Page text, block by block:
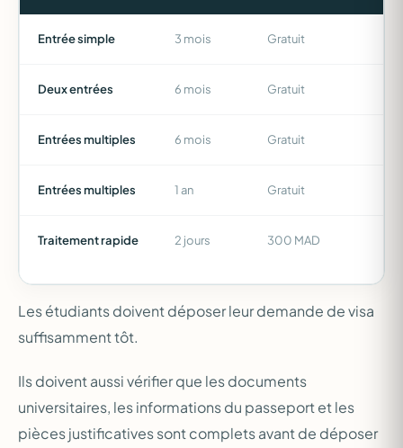
Entrée simple 3 mois Gratuit
Deux entrées 6 mois Gratuit
Entrées multiples 6 mois Gratuit
Entrées multiples 1 an Gratuit
Traitement rapide 2 jours 300 MAD
Les étudiants doivent déposer leur demande de visa
suffisamment tôt.
Ils doivent aussi vérifier que les documents
universitaires, les informations du passeport et les
pièces justificatives sont complets avant de déposer